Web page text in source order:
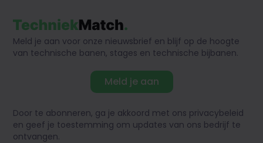
Meld je aan voor onze nieuwsbrief en blijf op de hoogte
van technische banen, stages en technische bijbanen.
Meld je aan
Door te abonneren, ga je akkoord met ons privacybeleid
en geef je toestemming om updates van ons bedrijf te
ontvangen.